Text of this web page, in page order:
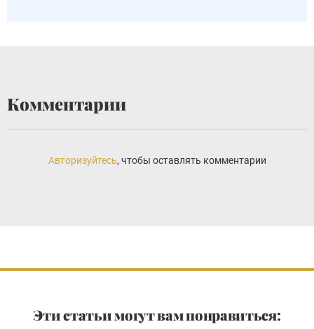
Комментарии
Авторизуйтесь, чтобы оставлять комментарии
Эти статьи могут вам понравиться: